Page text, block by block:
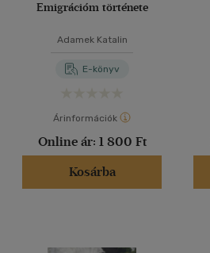
Emigrációm története
Adamek Katalin
E-könyv
Árinformációk
Online ár: 1 800 Ft
Kosárba